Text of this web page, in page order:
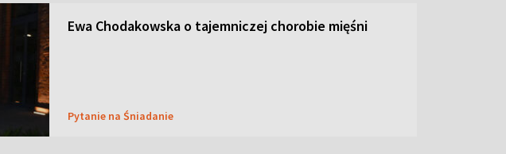
Ewa Chodakowska o tajemniczej chorobie mięśni
Pytanie na Śniadanie